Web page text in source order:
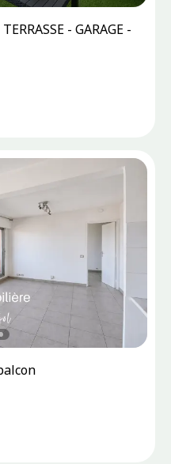
- GARAGE -
balcon